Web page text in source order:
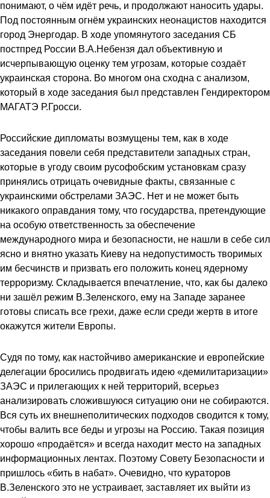
понимают, о чём идёт речь, и продолжают наносить удары.
Под постоянным огнём украинских неонацистов находится
город Энергодар. В ходе упомянутого заседания СБ
постпред России В.А.Небензя дал объективную и
исчерпывающую оценку тем угрозам, которые создаёт
украинская сторона. Во многом она сходна с анализом,
который в ходе заседания был представлен Гендиректором
МАГАТЭ Р.Гросси.
Российские дипломаты возмущены тем, как в ходе
заседания повели себя представители западных стран,
которые в угоду своим русофобским установкам сразу
принялись отрицать очевидные факты, связанные с
украинскими обстрелами ЗАЭС. Нет и не может быть
никакого оправдания тому, что государства, претендующие
на особую ответственность за обеспечение
международного мира и безопасности, не нашли в себе сил
ясно и внятно указать Киеву на недопустимость творимых
им бесчинств и призвать его положить конец ядерному
терроризму. Складывается впечатление, что, как бы далеко
ни зашёл режим В.Зеленского, ему на Западе заранее
готовы списать все грехи, даже если среди жертв в итоге
окажутся жители Европы.
Судя по тому, как настойчиво американские и европейские
делегации бросились продвигать идею «демилитаризации»
ЗАЭС и прилегающих к ней территорий, всерьез
анализировать сложившуюся ситуацию они не собираются.
Вся суть их внешнеполитических подходов сводится к тому,
чтобы валить все беды и угрозы на Россию. Такая позиция
хорошо «продаётся» и всегда находит место на западных
информационных лентах. Поэтому Совету Безопасности и
пришлось «бить в набат». Очевидно, что кураторов
В.Зеленского это не устраивает, заставляет их выйти из